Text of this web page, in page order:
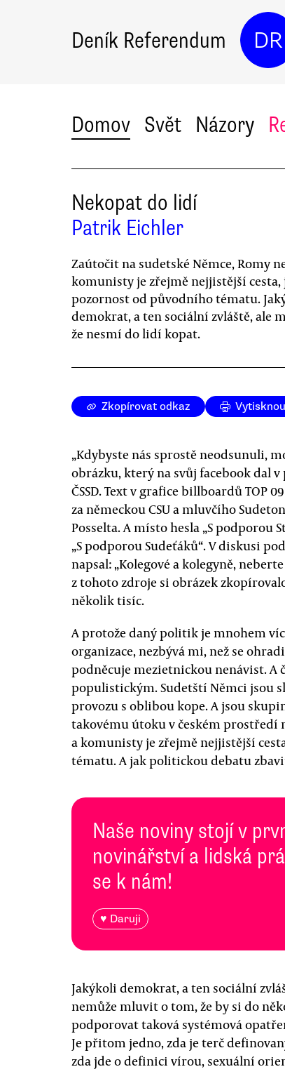
Deník Referendum DR
Domov Svět Názory
Nekopat do lidí
Patrik Eichler
Zaútočit na sudetské Němce, Romy
komunisty je zřejmě nejjistější cesta,
pozornost od původního tématu.
demokrat, a ten sociální zvláště, ale
že nesmí do lidí kopat.
Zkopírovat odkaz
„Kdybyste nás sprostě neodsunuli,
obrázku, který na svůj facebook dal
ČSSD. Text v grafice billboardů TOP
za německou CSU a mluvčího
Posselta. A místo hesla „S podporou
„S podporou Sudeťáků“. V diskusi
napsal: „Kolegové a kolegyně,
z tohoto zdroje si obrázek
několik tisíc.
A protože daný politik je mnohem
organizace, nezbývá mi, než se
podněcuje mezietnickou nenávist. A
populistickým. Sudetští Němci jsou
provozu s oblibou kope. A jsou
takovému útoku v českém prostředí
a komunisty je zřejmě nejjistější
tématu. A jak politickou debatu
Naše noviny stojí v
novinářství a lidská
se k nám!
♥ Daruji
Jakýkoli demokrat, a ten sociální
nemůže mluvit o tom, že by si do
podporovat taková systémová
Je přitom jedno, zda je terč
zda jde o definici vírou, sexuální